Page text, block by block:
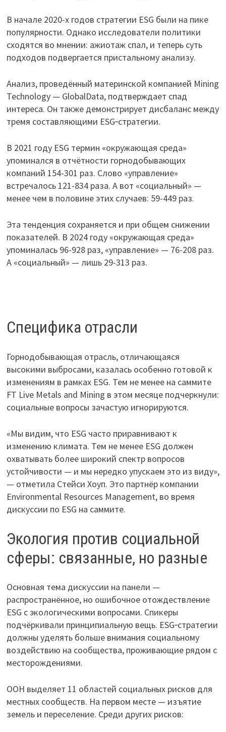
В начале 2020-х годов стратегии ESG были на пике
популярности. Однако исследователи политики
сходятся во мнении: ажиотаж спал, и теперь суть
подходов подвергается пристальному анализу.
Анализ, проведённый материнской компанией Mining
Technology — GlobalData, подтверждает спад
интереса. Он также демонстрирует дисбаланс между
тремя составляющими ESG‑стратегии.
В 2021 году ESG термин «окружающая среда»
упоминался в отчётности горнодобывающих
компаний 154-301 раз. Слово «управление»
встречалось 121-834 раза. А вот «социальный» —
менее чем в половине этих случаев: 59-449 раз.
Эта тенденция сохраняется и при общем снижении
показателей. В 2024 году «окружающая среда»
упоминалась 96-928 раз, «управление» — 76-208 раз.
А «социальный» — лишь 29-313 раз.
Специфика отрасли
Горнодобывающая отрасль, отличающаяся
высокими выбросами, казалась особенно готовой к
изменениям в рамках ESG. Тем не менее на саммите
FT Live Metals and Mining в этом месяце подчеркнули:
социальные вопросы зачастую игнорируются.
«Мы видим, что ESG часто приравнивают к
изменению климата. Тем не менее ESG должен
охватывать более широкий спектр вопросов
устойчивости — и мы нередко упускаем это из виду»,
— отметила Стейси Хоуп. Это партнёр компании
Environmental Resources Management, во время
дискуссии по ESG на саммите.
Экология против социальной
сферы: связанные, но разные
Основная тема дискуссии на панели —
распространённое, но ошибочное отождествление
ESG с экологическими вопросами. Спикеры
подчёркивали принципиальную вещь. ESG‑стратегии
должны уделять больше внимания социальному
воздействию на сообщества, проживающие рядом с
месторождениями.
ООН выделяет 11 областей социальных рисков для
местных сообществ. На первом месте — изъятие
земель и переселение. Среди других рисков: